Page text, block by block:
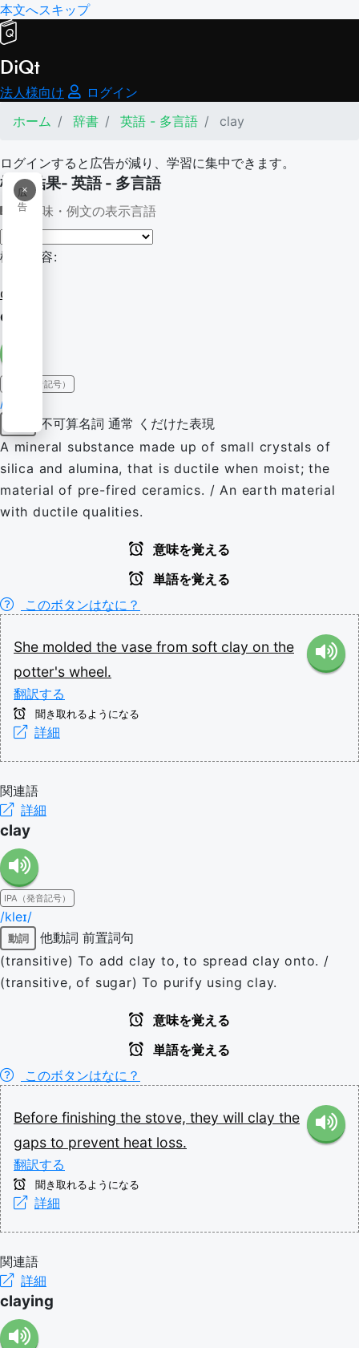
本文へスキップ
DiQt
法人様向け
ログイン
ホーム
辞書 英語 - 多言語 clay
ログインすると広告が減り、学習に集中できます。
×
広
告
検索結果- 英語 - 多言語
意味・例文の表示言語
検索内容:
clay
clay
IPA（発音記号）
/kleɪ/
不可算名詞 通常 くだけた表現
A mineral substance made up of small crystals of
silica and alumina, that is ductile when moist; the
material of pre-fired ceramics. / An earth material
with ductile qualities.
意味を覚える
単語を覚える
このボタンはなに？
She molded the vase from soft clay on the
potter's wheel.
翻訳する
聞き取れるようになる
詳細
関連語
詳細
clay
IPA（発音記号）
/kleɪ/
動詞 他動詞 前置詞句
(transitive) To add clay to, to spread clay onto. /
(transitive, of sugar) To purify using clay.
意味を覚える
単語を覚える
このボタンはなに？
Before finishing the stove, they will clay the
gaps to prevent heat loss.
翻訳する
聞き取れるようになる
詳細
関連語
詳細
claying